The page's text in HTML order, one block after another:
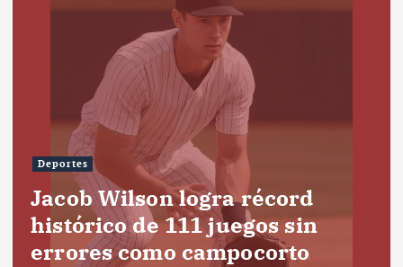
Deportes
Jacob Wilson logra récord
histórico de 111 juegos sin
errores como campocorto